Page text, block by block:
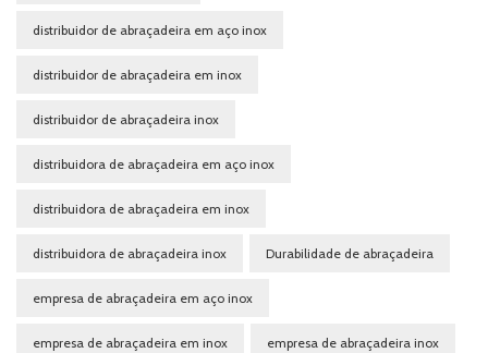
distribuidor de abraçadeira em aço inox
distribuidor de abraçadeira em inox
distribuidor de abraçadeira inox
distribuidora de abraçadeira em aço inox
distribuidora de abraçadeira em inox
distribuidora de abraçadeira inox Durabilidade de abraçadeira
empresa de abraçadeira em aço inox
empresa de abraçadeira em inox empresa de abraçadeira inox